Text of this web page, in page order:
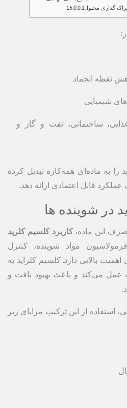
گذاری محتوا
نقطه انجماد
شیمیایی
ساختمانی، نفت و گاز و
به ماده‌ای همه‌کاره تبدیل کرده
قابل اعتمادی ارائه دهد.
در شوینده ها
این ماده،کاربرد کلسیم کلرید
مواد شوینده، کنترل
بالایی دارد. کلسیم کلراید به
عمل می‌کند و باعث بهبود بافت و
استفاده از این ترکیب مزایای زیر